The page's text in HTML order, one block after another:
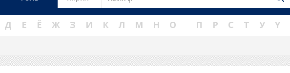
Д Е Ё Ж З И К Л М Н О П Р С Т У Ү